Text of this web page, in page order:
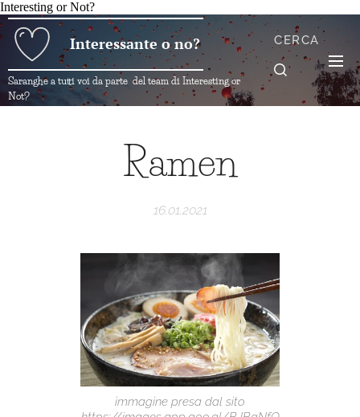
Interesting or Not?
Interessante o no?
Saranghe a tutti voi da parte del team di Interesting or
Not?
CERCA
Ramen
16.01.2021
immagine presa dal sito